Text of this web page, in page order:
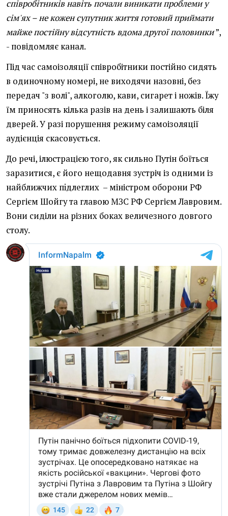
співробітників навіть почали виникати проблеми у
сім'ях – не кожен супутник життя готовий приймати
майже постійну відсутність вдома другої половинки”,
- повідомляє канал.
Під час самоізоляції співробітники постійно сидять
в одиночному номері, не виходячи назовні, без
передач "з волі", алкоголю, кави, сигарет і ножів. Їжу
їм приносять кілька разів на день і залишають біля
дверей. У разі порушення режиму самоізоляції
аудієнція скасовується.
До речі, ілюстрацією того, як сильно Путін боїться
заразитися, є його нещодавня зустріч із одними із
найближчих пiдлеглих – міністром оборони РФ
Сергієм Шойгу та главою МЗС РФ Сергієм Лавровим.
Вони сиділи на різних боках величезного довгого
столу.